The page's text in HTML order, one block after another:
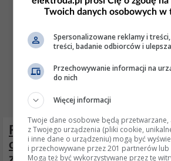
Ford Focus 1.8 TDDI 1999 -
odpala, rozrusznik kręci
Twoich danych osobowych w
Spersonalizowane reklamy i
treści, badanie odbiorców i
Przechowywanie informacji na
do nich
Więcej informacji
Twoje dane osobowe będą przetwarzane,
z Twojego urządzenia (pliki cookie,
i inne dane o urządzeniu) mogą być
i przechowywane przez 201 partnerów
Mogą też być wykorzystywane przez tę